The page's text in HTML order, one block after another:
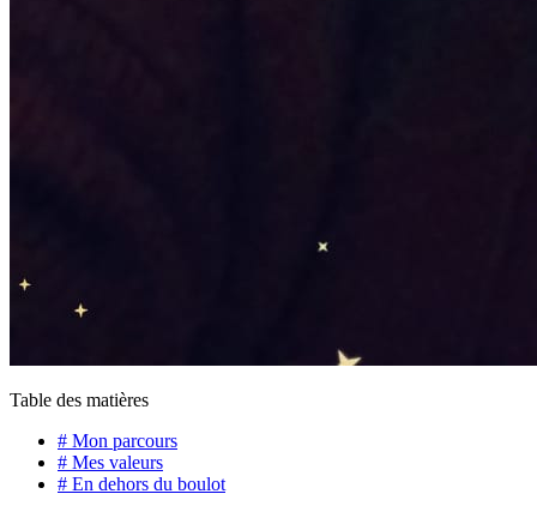
Table des matières
# Mon parcours
# Mes valeurs
# En dehors du boulot